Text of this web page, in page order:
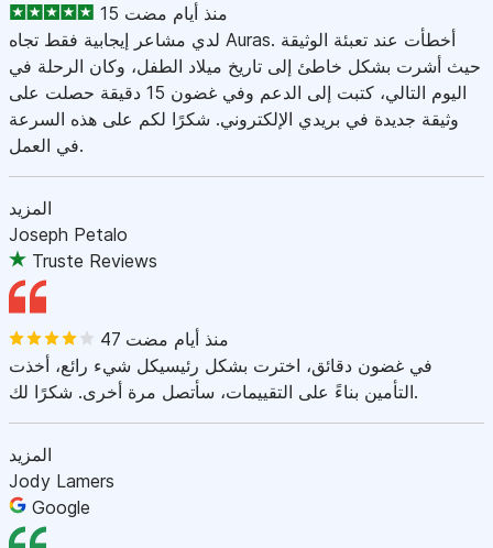
15 منذ أيام مضت
لدي مشاعر إيجابية فقط تجاه Auras. أخطأت عند تعبئة الوثيقة
حيث أشرت بشكل خاطئ إلى تاريخ ميلاد الطفل، وكان الرحلة في
اليوم التالي، كتبت إلى الدعم وفي غضون 15 دقيقة حصلت على
وثيقة جديدة في بريدي الإلكتروني. شكرًا لكم على هذه السرعة
في العمل.
المزيد
Joseph Petalo
Truste Reviews
47 منذ أيام مضت
في غضون دقائق، اخترت بشكل رئيسيكل شيء رائع، أخذت
التأمين بناءً على التقييمات، سأتصل مرة أخرى. شكرًا لك.
المزيد
Jody Lamers
Google